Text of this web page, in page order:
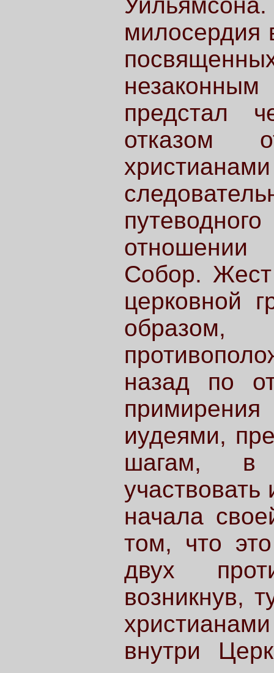
милосердия
предстал
отказом
Собор.
церковной
назад по
иудеями,
шагам, в
начала
том, что
двух
возникнув,
внутри